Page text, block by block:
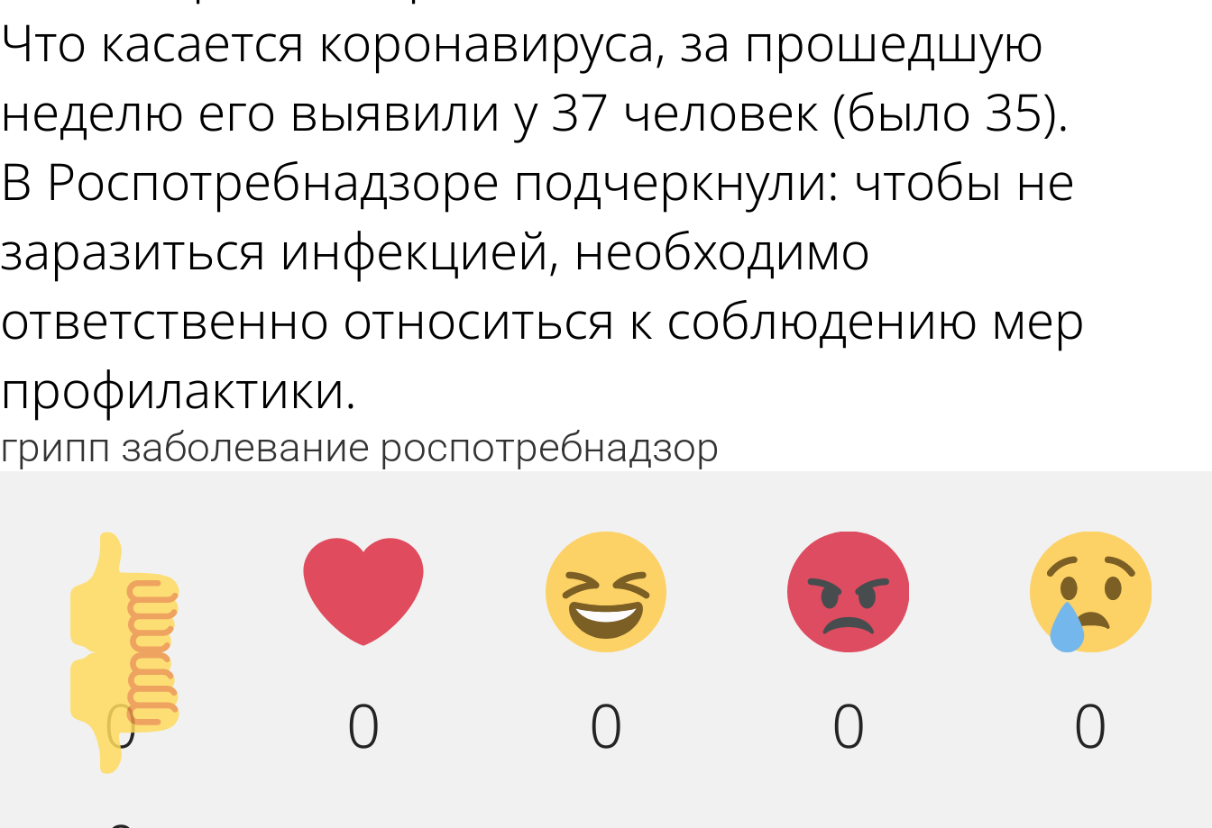
Что касается коронавируса, за прошедшую
неделю его выявили у 37 человек (было 35).
В Роспотребнадзоре подчеркнули: чтобы не
заразиться инфекцией, необходимо
ответственно относиться к соблюдению мер
профилактики.
грипп заболевание роспотребнадзор
Палец
вверх!
0
Лайк!
0
Дикий
смех!
0
Агрессия!
0
Грусть
:(
0
Палец
вниз!